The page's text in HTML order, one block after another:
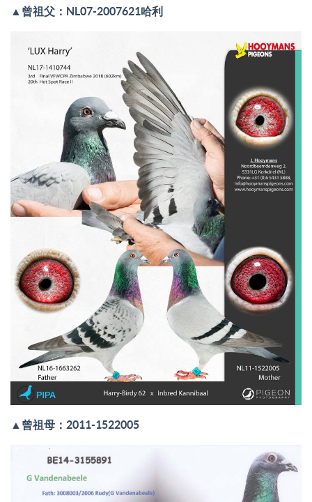
▲ 曾祖父：NL07-2007621哈利
▲ 曾祖母：2011-1522005